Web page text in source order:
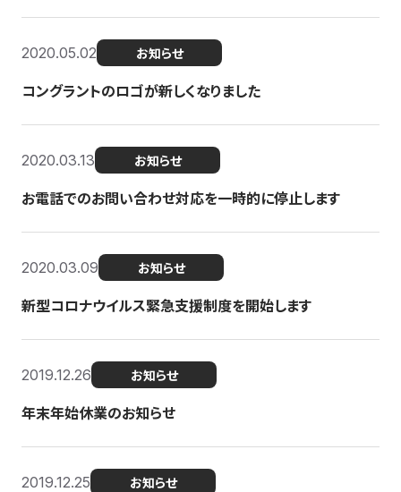
2020.05.02 お知らせ
コングラントのロゴが新しくなりました
2020.03.13 お知らせ
お電話でのお問い合わせ対応を一時的に停止します
2020.03.09 お知らせ
新型コロナウイルス緊急支援制度を開始します
2019.12.26 お知らせ
年末年始休業のお知らせ
2019.12.25 お知らせ